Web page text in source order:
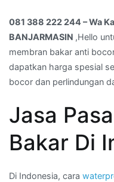
222
244
–
Wa
Kami
membran
bocor
Daerah
081 388 222 244 – Wa
BANJARMASIN ,Hello
membran bakar anti
dapatkan harga spesial
bocor dan perlindungan
Jasa
Bakar Di
Di Indonesia, cara